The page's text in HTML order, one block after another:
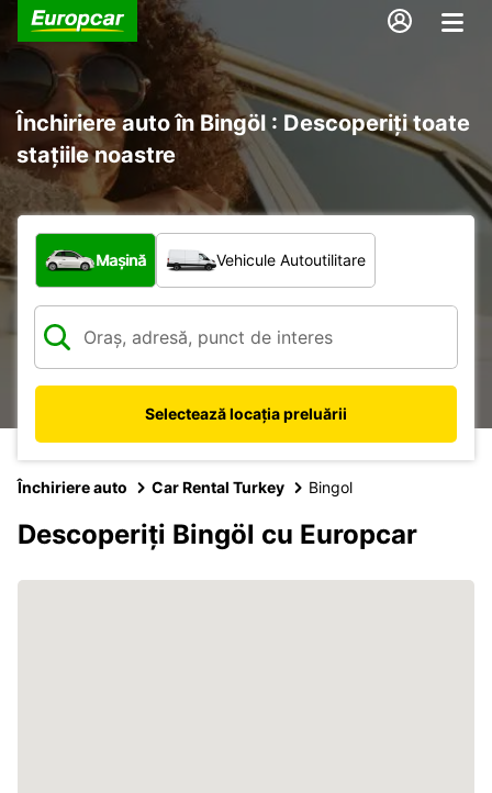
Închiriere auto în Bingöl : Descoperiți toate
stațiile noastre
Ce tip de vehicul?
Mașină Vehicule Autoutilitare
Selectează locația preluării
Închiriere auto Car Rental Turkey Bingol
Descoperiți Bingöl cu Europcar